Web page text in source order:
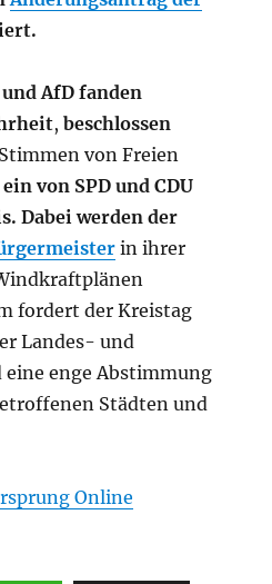
AfD fanden
,beschlossen
von Freien
ein von SPD und CDU
Dabei werden der
in ihrer
fordert der Kreistag
Landes- und
enge Abstimmung
Städten und
Online